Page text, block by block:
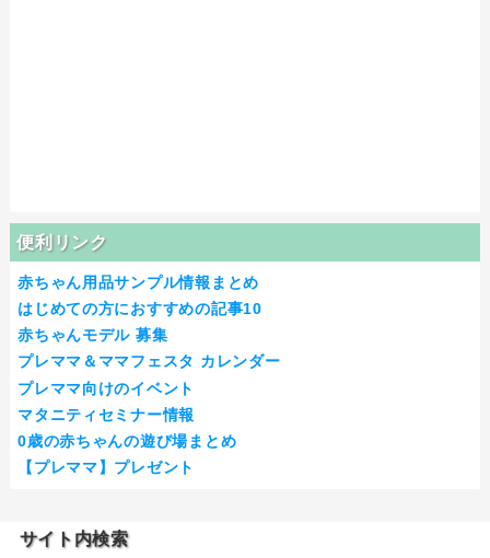
便利リンク
赤ちゃん用品サンプル情報まとめ
はじめての方におすすめの記事10
赤ちゃんモデル 募集
プレママ＆ママフェスタ カレンダー
プレママ向けのイベント
マタニティセミナー情報
0歳の赤ちゃんの遊び場まとめ
【プレママ】プレゼント
サイト内検索